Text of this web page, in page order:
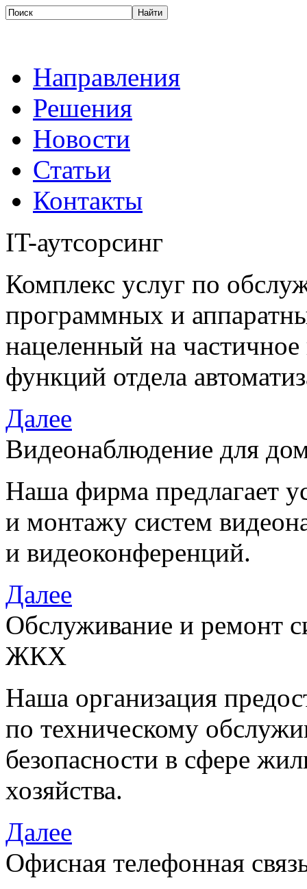
Направления
Решения
Новости
Статьи
Контакты
IT-аутсорсинг
Комплекс услуг по
программных и
нацеленный на
функций отдела
Далее
Видеонаблюдение для
Наша фирма предлагает
и монтажу систем
и видеоконференций.
Далее
Обслуживание и ремонт
ЖКХ
Наша организация
по техническому
безопасности в сфере
хозяйства.
Далее
Офисная телефонная